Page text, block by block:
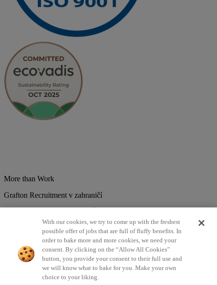
More than Work
Grafton Recruitment v zahraničí
Francúzsko Holandsko India Kolumbia Litva Lotyšsko
Mexiko Nemecko Nórsko Poľsko Portugalsko
Slovensko Španielsko Srbsko Švajčiarsko Taliansko
Turecko Veľká Británia
©2026 Všetky práva vyhradené Grafton Recruitment
Zásady spracovania osobných údajov
With our cookies, we try to come up with the freshest
possible offer of jobs that are full of fluffy benefits. In
order to bake more and more cookies, we need your
consent. By clicking on the “Allow All Cookies”
button, you provide your consent to their full use and
we will know what to bake for you. Make your own
choice to your liking.